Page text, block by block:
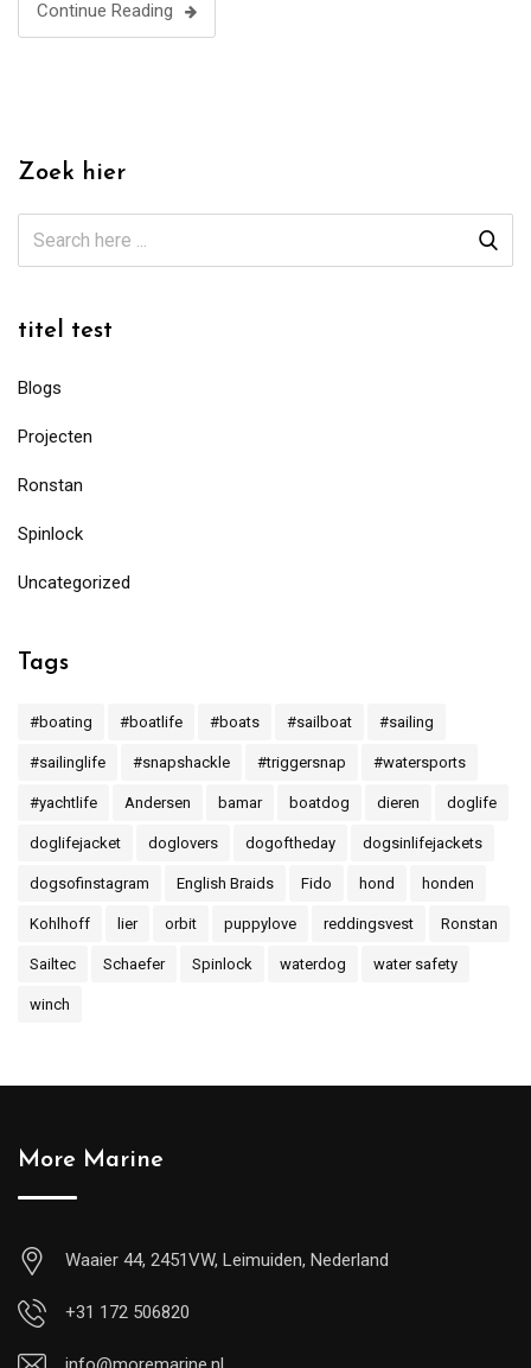
Continue Reading
Zoek hier
titel test
Blogs
Projecten
Ronstan
Spinlock
Uncategorized
Tags
#boating #boatlife #boats #sailboat #sailing
#sailinglife #snapshackle #triggersnap #watersports
#yachtlife Andersen bamar boatdog dieren doglife
doglifejacket doglovers dogoftheday dogsinlifejackets
dogsofinstagram English Braids Fido hond honden
Kohlhoff lier orbit puppylove reddingsvest Ronstan
Sailtec Schaefer Spinlock waterdog water safety
winch
More Marine
Waaier 44, 2451VW, Leimuiden, Nederland
+31 172 506820